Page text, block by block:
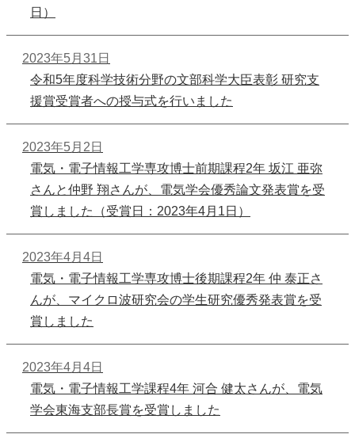
日）
2023年5月31日
令和5年度科学技術分野の文部科学大臣表彰 研究支
援賞受賞者への授与式を行いました
2023年5月2日
電気・電子情報工学専攻博士前期課程2年 坂江 亜弥
さんと仲野 翔さんが、電気学会優秀論文発表賞を受
賞しました（受賞日：2023年4月1日）
2023年4月4日
電気・電子情報工学専攻博士後期課程2年 仲 泰正さ
んが、マイクロ波研究会の学生研究優秀発表賞を受
賞しました
2023年4月4日
電気・電子情報工学課程4年 河合 健太さんが、電気
学会東海支部長賞を受賞しました